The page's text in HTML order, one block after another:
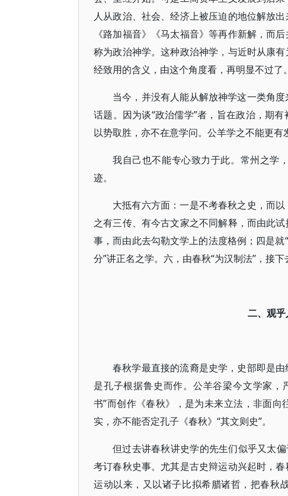
人从政治、社会、经济上被压迫的地位解放
《路加福音》《马太福音》等再作新解，而
称为政治神学。这种政治神学，与近时从康
经致用的含义，由这个角度看，再明显不过了。
当今，并没有人能从解放神学这一类角
话题。因为谈“政治儒学”者，旨在政治，期
以势取胜，亦不在意学问。公羊学之不能更有
我自己也不能专心致力于此。常州之学
迹。
大抵有六方面：一是不考春秋之史，而
之有三传、有今古文家之不同解释，而由此
事，而由此去勾勒文学上的法度格例；四是
分”讲正名之学。六，由春秋“为汉制法”，接下
二、观
春秋学最直接的流裔是史学，史部即是
是孔子根据鲁史而作。公羊谷梁今文学家
书”而创作《春秋》，是为未来立法，非面
实，亦不能否定孔子《春秋》“其文则史”。
但过去讲春秋讲史学的先生们似乎又太
考订春秋史事。尤其是古史辩运动兴起时，
运动以来，又以诸子比拟希腊诸哲，把春秋